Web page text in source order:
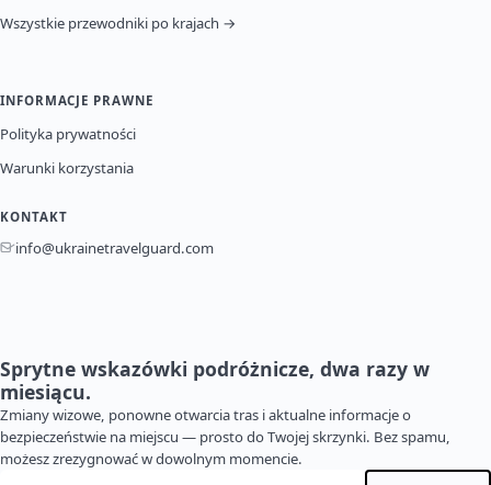
Wszystkie przewodniki po krajach →
INFORMACJE PRAWNE
Polityka prywatności
Warunki korzystania
KONTAKT
info@ukrainetravelguard.com
Sprytne wskazówki podróżnicze, dwa razy w
miesiącu.
Zmiany wizowe, ponowne otwarcia tras i aktualne informacje o
bezpieczeństwie na miejscu — prosto do Twojej skrzynki. Bez spamu,
możesz zrezygnować w dowolnym momencie.